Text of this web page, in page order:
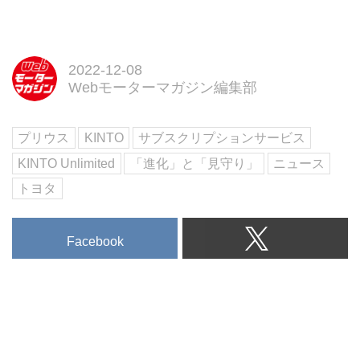
2022-12-08
Webモーターマガジン編集部
プリウス KINTO
サブスクリプションサービス
KINTO Unlimited
「進化」と「見守り」
ニュース
トヨタ
Facebook